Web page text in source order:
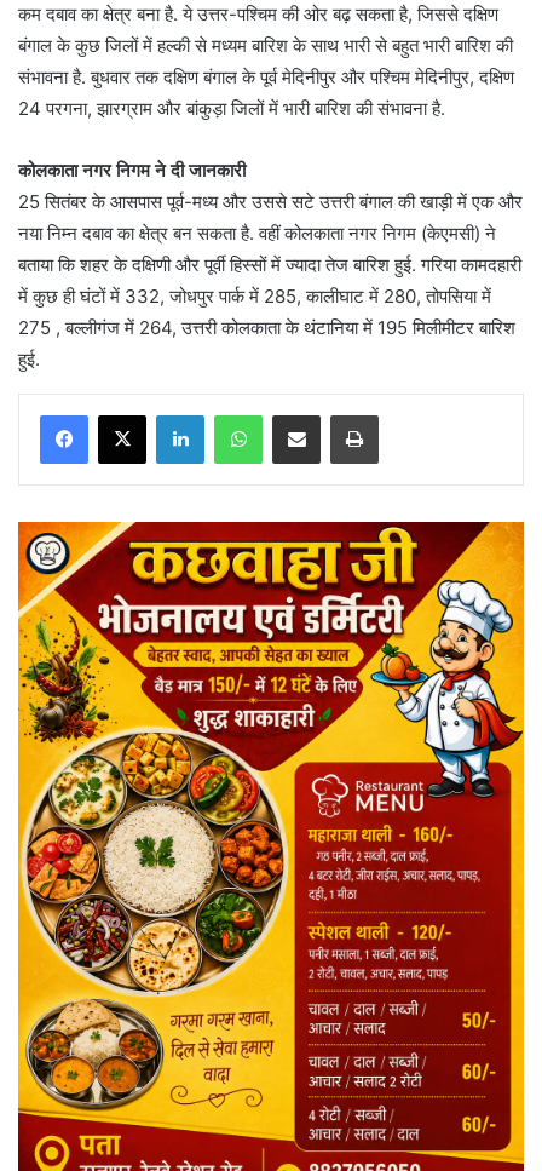
कम दबाव का क्षेत्र बना है. ये उत्तर-पश्चिम की ओर बढ़ सकता है, जिससे दक्षिण
बंगाल के कुछ जिलों में हल्की से मध्यम बारिश के साथ भारी से बहुत भारी बारिश की
संभावना है. बुधवार तक दक्षिण बंगाल के पूर्व मेदिनीपुर और पश्चिम मेदिनीपुर, दक्षिण
24 परगना, झारग्राम और बांकुड़ा जिलों में भारी बारिश की संभावना है.
कोलकाता नगर निगम ने दी जानकारी
25 सितंबर के आसपास पूर्व-मध्य और उससे सटे उत्तरी बंगाल की खाड़ी में एक और
नया निम्न दबाव का क्षेत्र बन सकता है. वहीं कोलकाता नगर निगम (केएमसी) ने
बताया कि शहर के दक्षिणी और पूर्वी हिस्सों में ज्यादा तेज बारिश हुई. गरिया कामदहारी
में कुछ ही घंटों में 332, जोधपुर पार्क में 285, कालीघाट में 280, तोपसिया में
275 , बल्लीगंज में 264, उत्तरी कोलकाता के थंटानिया में 195 मिलीमीटर बारिश
हुई.
LinkedInWhatsAppShare via Email Print